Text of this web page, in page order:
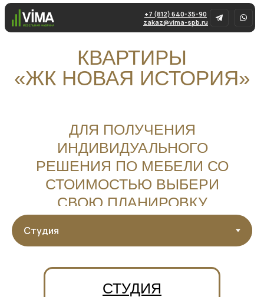
+7 (812) 640-35-90
zakaz@vima-spb.ru
КВАРТИРЫ
«ЖК НОВАЯ ИСТОРИЯ»
ДЛЯ ПОЛУЧЕНИЯ
ИНДИВИДУАЛЬНОГО
РЕШЕНИЯ ПО МЕБЕЛИ СО
СТОИМОСТЬЮ ВЫБЕРИ
СВОЮ ПЛАНИРОВКУ
СТУДИЯ